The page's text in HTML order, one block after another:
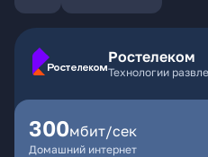
Ростелеком
Технологии
300мбит/сек
Домашний интернет